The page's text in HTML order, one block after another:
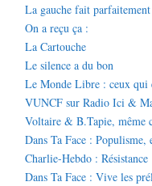
La gauche fait
On a reçu ça :
La Cartouche
Le silence a du bon
Le Monde Libre : ceux
VUNCF sur Radio Ici &
Voltaire & B.Tapie, même
Dans Ta Face :
Charlie-Hebdo :
Dans Ta Face : Vive les